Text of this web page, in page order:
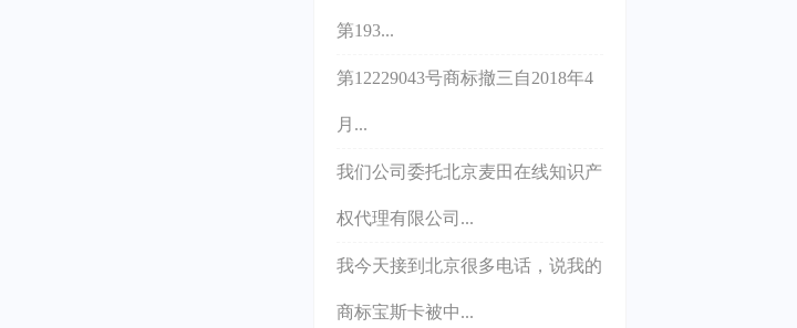
第193...
第12229043号商标撤三自2018年4
月...
我们公司委托北京麦田在线知识产
权代理有限公司...
我今天接到北京很多电话，说我的
商标宝斯卡被中...